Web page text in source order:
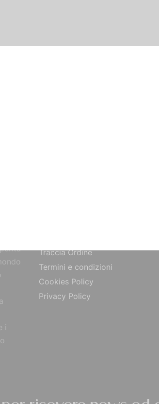
Traccia Ordine
Termini e condizioni
Cookies Policy
Privacy Policy